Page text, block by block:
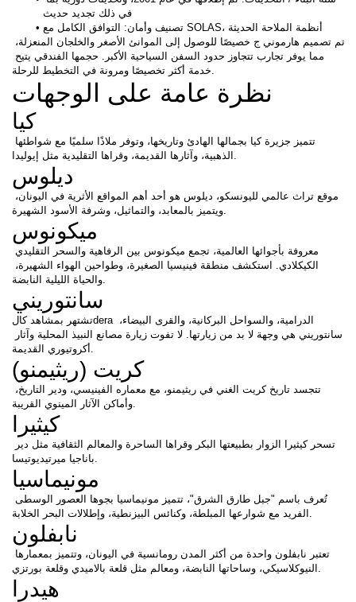
في ذلك تجديد حديث
تصنيف وأمان: التوافق الكامل مع SOLAS، أنظمة الملاحة الحديثة
خدمة أكثر تخصيصًا ومرونة في التخطيط للرحلة.
نظرة عامة على الوجهات
كيا
الذهبية، وآثارها القديمة، وقراها التقليدية مثل إيوليدا.
ديلوس
ويتميز بالمعابد، والتماثيل، وشرفة الأسود الشهيرة.
ميكونوس
والحياة الليلية النابضة.
سانتوريني
تشتهر بمشاهد كالdera الدرامية، والسواحل البركانية، والقرى البيضاء،
أكروتيوري القديمة.
كريت (ريثيمنو)
وأماكن الآثار المينوي القريبة.
كيثيرا
باناجيا ميرتيديوتيسا.
مونيماسيا
الفريد مع شوارعها المبلطة، وكنائس البيزنطية، وإطلالات البحر الخلابة.
نابفلون
النيوكلاسيكي، وساحاتها النابضة، ومعالم مثل قلعة بالاميدي وقلعة بورتزي.
هيدرا